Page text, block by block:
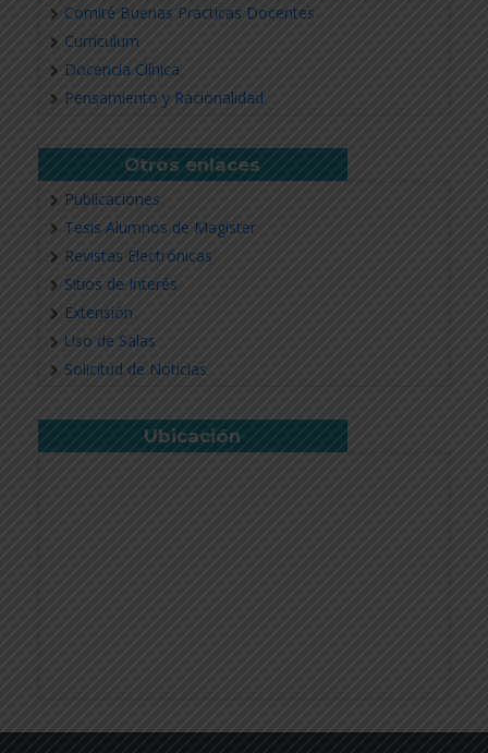
Comité Buenas Practicas Docentes
Currículum
Docencia Clínica
Pensamiento y Racionalidad
Otros enlaces
Publicaciones
Tesis Alumnos de Magíster
Revistas Electrónicas
Sitios de Interés
Extensión
Uso de Salas
Solicitud de Noticias
Ubicación